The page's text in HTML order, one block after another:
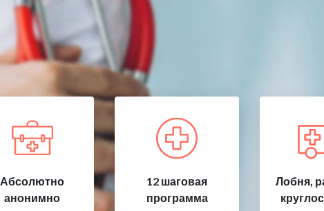
Абсолютно
анонимно
12 шаговая
программа
Лобня,